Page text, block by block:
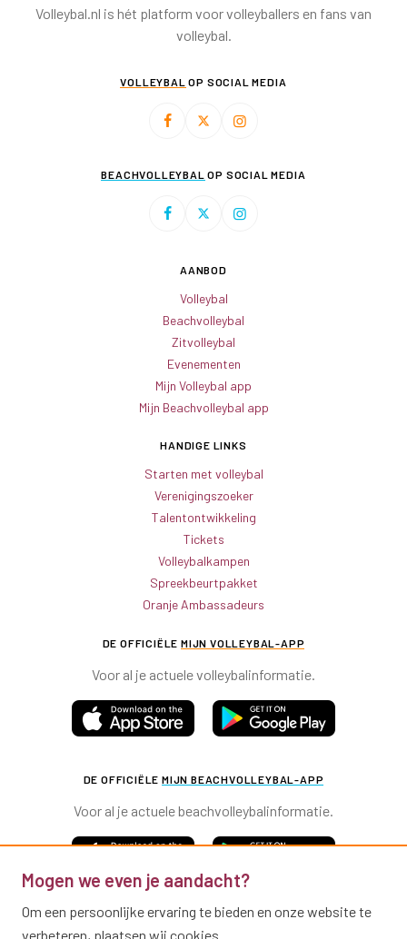
Volleybal.nl is hét platform voor volleyballers en fans van
volleybal.
VOLLEYBAL OP SOCIAL MEDIA
BEACHVOLLEYBAL OP SOCIAL MEDIA
AANBOD
Volleybal
Beachvolleybal
Zitvolleybal
Evenementen
Mijn Volleybal app
Mijn Beachvolleybal app
HANDIGE LINKS
Starten met volleybal
Verenigingszoeker
Talentontwikkeling
Tickets
Volleybalkampen
Spreekbeurtpakket
Oranje Ambassadeurs
DE OFFICIËLE MIJN VOLLEYBAL-APP
Voor al je actuele volleybalinformatie.
DE OFFICIËLE MIJN BEACHVOLLEYBAL-APP
Voor al je actuele beachvolleybalinformatie.
Mogen we even je aandacht?
Om een persoonlijke ervaring te bieden en onze website te
verbeteren, plaatsen wij cookies.